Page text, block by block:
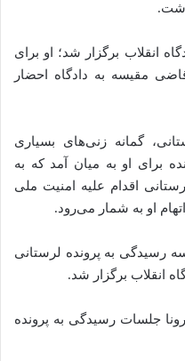
انقلاب برگزار شد؛ او برای
مقیسه به دادگاه احضار
گمانه زنی‌های بسیاری
برای او به میان آ‌مد که به
اقدام علیه امنیت ملی
او به شمار می‌رود.
رسیدگی به پرونده لرستانی
جلسات رسیدگی به پرونده